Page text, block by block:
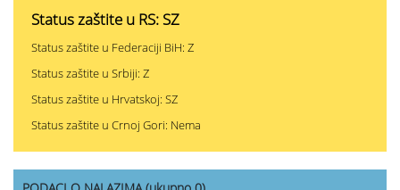
Status zaštite u RS: SZ
Status zaštite u Federaciji BiH: Z
Status zaštite u Srbiji: Z
Status zaštite u Hrvatskoj: SZ
Status zaštite u Crnoj Gori: Nema